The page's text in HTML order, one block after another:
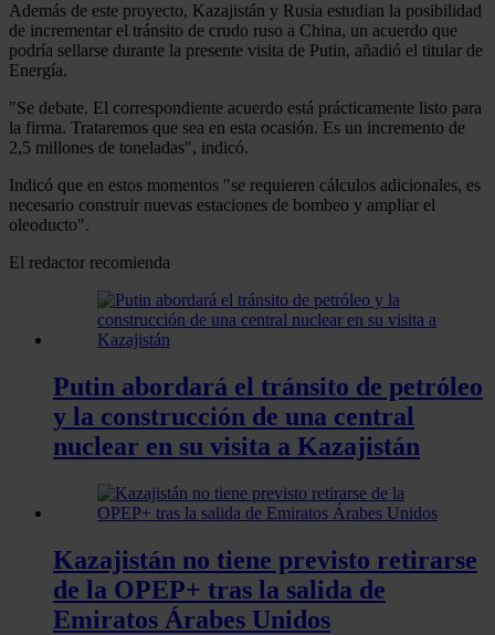
Además de este proyecto, Kazajistán y Rusia estudian la posibilidad
de incrementar el tránsito de crudo ruso a China, un acuerdo que
podría sellarse durante la presente visita de Putin, añadió el titular de
Energía.
"Se debate. El correspondiente acuerdo está prácticamente listo para
la firma. Trataremos que sea en esta ocasión. Es un incremento de
2,5 millones de toneladas", indicó.
Indicó que en estos momentos "se requieren cálculos adicionales, es
necesario construir nuevas estaciones de bombeo y ampliar el
oleoducto".
El redactor recomienda
Putin abordará el tránsito de petróleo
y la construcción de una central
nuclear en su visita a Kazajistán
Kazajistán no tiene previsto retirarse
de la OPEP+ tras la salida de
Emiratos Árabes Unidos